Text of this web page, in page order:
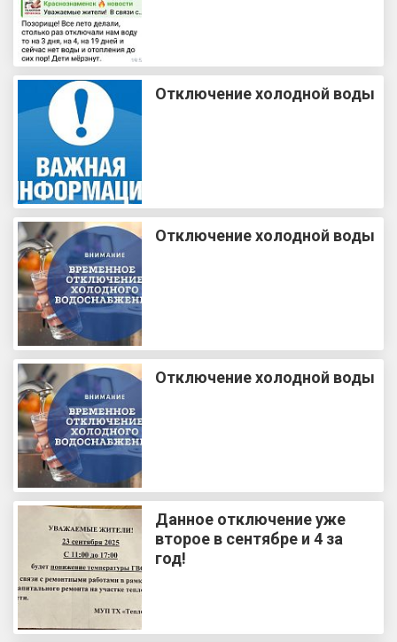
Отключение холодной воды
Отключение холодной воды
Отключение холодной воды
Данное отключение уже
второе в сентябре и 4 за
год!